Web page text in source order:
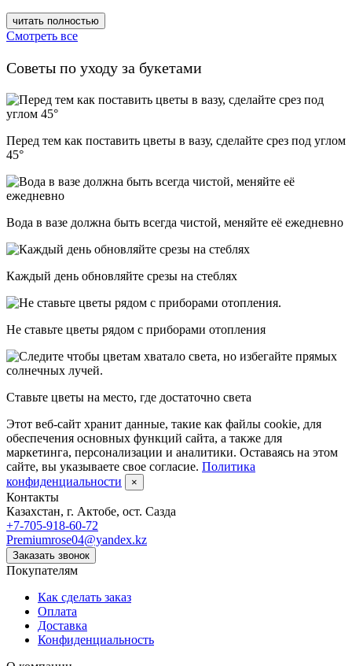
читать полностью
Смотреть все
Советы по уходу за букетами
Перед тем как поставить цветы в вазу, сделайте срез под углом
45°
Вода в вазе должна быть всегда чистой, меняйте её ежедневно
Каждый день обновляйте срезы на стеблях
Не ставьте цветы рядом с приборами отопления
Ставьте цветы на место, где достаточно света
Этот веб-сайт хранит данные, такие как файлы cookie, для
обеспечения основных функций сайта, а также для
маркетинга, персонализации и аналитики. Оставаясь на этом
сайте, вы указываете свое согласие. Политика
конфиденциальности
×
Контакты
Казахстан, г. Актобе, ост. Сазда
+7-705-918-60-72
Premiumrose04@yandex.kz
Заказать звонок
Покупателям
Как сделать заказ
Оплата
Доставка
Конфиденциальность